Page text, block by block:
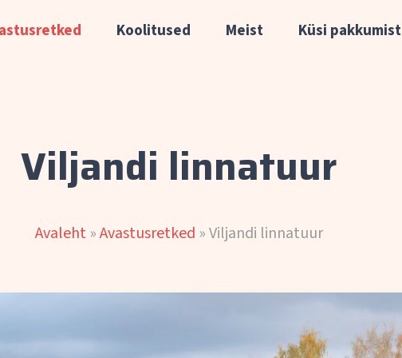
Koolitused Meist Küsi pakkumist
Viljandi linnatuur
Avaleht»Avastusretked »Viljandi linnatuur